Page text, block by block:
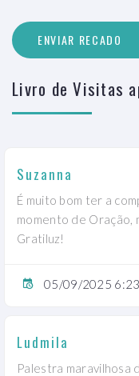
ENVIAR RECADO
Livro de Visitas
Suzanna
É muito bom ter a
momento de Oração,
Gratiluz!
05/09/2025 6:23
Ludmila
Palestra maravilhosa